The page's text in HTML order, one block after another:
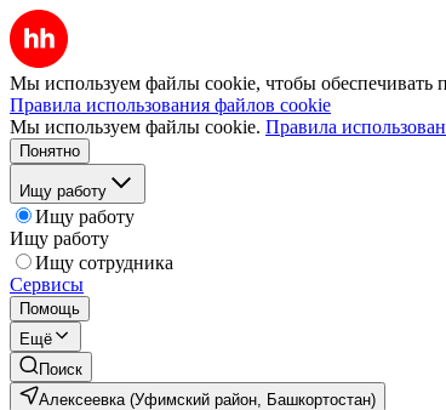
Мы используем файлы cookie, чтобы обеспечивать
Правила использования файлов cookie
Мы используем файлы cookie. Правила
Понятно
Ищу работу
Ищу работу
Ищу работу
Ищу сотрудника
Сервисы
Помощь
Ещё
Поиск
Алексеевка (Уфимский район, Башкортостан)